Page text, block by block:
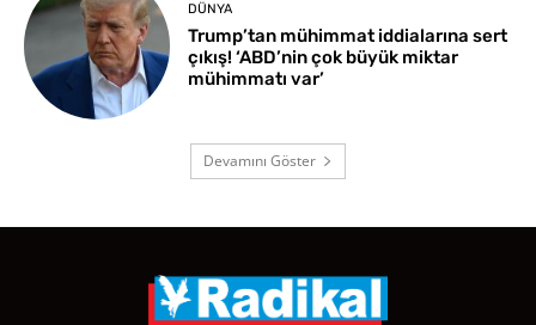
DÜNYA
Trump’tan mühimmat iddialarına sert
çıkış! ‘ABD’nin çok büyük miktar
mühimmatı var’
Devamını Göster